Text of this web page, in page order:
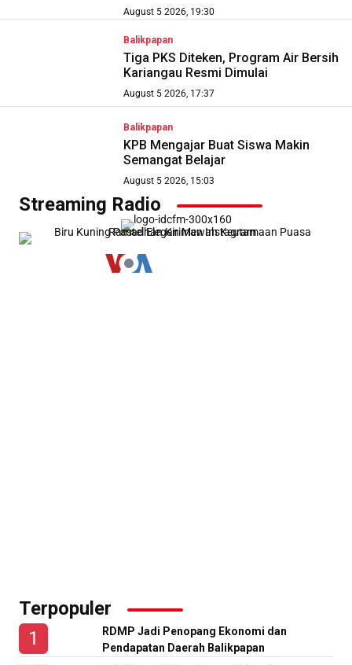
August 5 2026, 19:30
Balikpapan
Tiga PKS Diteken, Program Air Bersih
Kariangau Resmi Dimulai
August 5 2026, 17:37
Balikpapan
KPB Mengajar Buat Siswa Makin
Semangat Belajar
August 5 2026, 15:03
Streaming Radio
Terpopuler
RDMP Jadi Penopang Ekonomi dan
Pendapatan Daerah Balikpapan